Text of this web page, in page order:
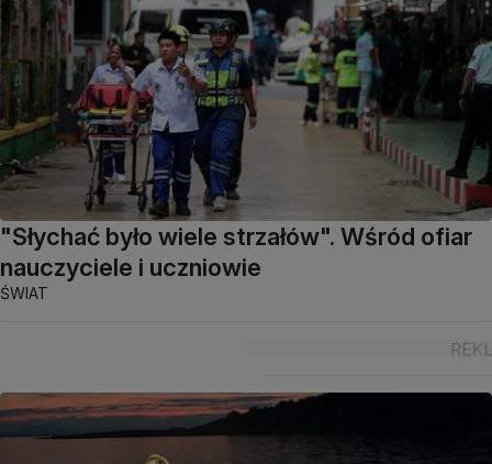
"Słychać było wiele strzałów". Wśród ofiar
nauczyciele i uczniowie
ŚWIAT